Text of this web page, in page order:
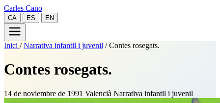
Carles Cano
CA ES EN
Inici / Narrativa infantil i juvenil / Contes rosegats.
Contes rosegats.
14 de noviembre de 1991 Valencià Narrativa infantil i juvenil